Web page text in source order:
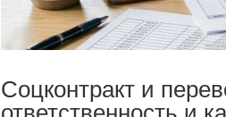
Соцконтракт и